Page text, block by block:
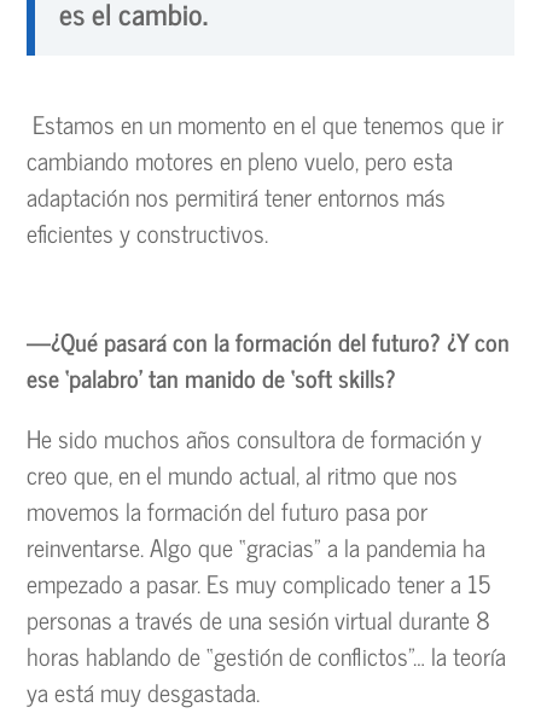
es el cambio.
Estamos en un momento en el que tenemos que ir
cambiando motores en pleno vuelo, pero esta
adaptación nos permitirá tener entornos más
eficientes y constructivos.
—¿Qué pasará con la formación del futuro? ¿Y con
ese ‘palabro’ tan manido de ‘soft skills?
He sido muchos años consultora de formación y
creo que, en el mundo actual, al ritmo que nos
movemos la formación del futuro pasa por
reinventarse. Algo que “gracias” a la pandemia ha
empezado a pasar. Es muy complicado tener a 15
personas a través de una sesión virtual durante 8
horas hablando de “gestión de conflictos”… la teoría
ya está muy desgastada.